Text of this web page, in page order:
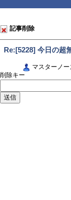
記事削除
Re:[5228] 今日の超
マスターノ
削除キー